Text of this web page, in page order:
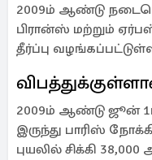
2009ம் ஆண்டு
பிரான்ஸ் மற்றும்
தீர்ப்பு
2009ம் ஆண்டு ஜூன்
இருந்து பாரிஸ்
புயலில் சிக்கி